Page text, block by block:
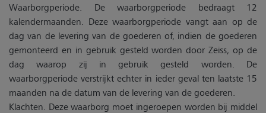
Waarborgperiode. De waarborgperiode bedraagt 12
kalendermaanden. Deze waarborgperiode vangt aan op de
dag van de levering van de goederen of, indien de goederen
gemonteerd en in gebruik gesteld worden door Zeiss, op de
dag waarop zij in gebruik gesteld worden. De
waarborgperiode verstrijkt echter in ieder geval ten laatste 15
maanden na de datum van de levering van de goederen.
Klachten. Deze waarborg moet ingeroepen worden bij middel